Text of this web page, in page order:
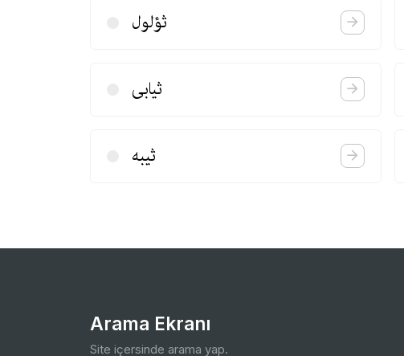
ثؤلول
ثیابی
ثیبه
Arama Ekranı
Site içersinde arama yap.